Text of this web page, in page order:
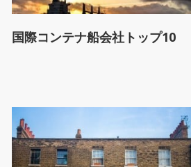
国際コンテナ船会社トップ10